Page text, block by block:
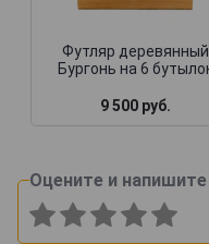
Футляр деревянный
Бургонь на 6
9 500 руб.
Оцените и